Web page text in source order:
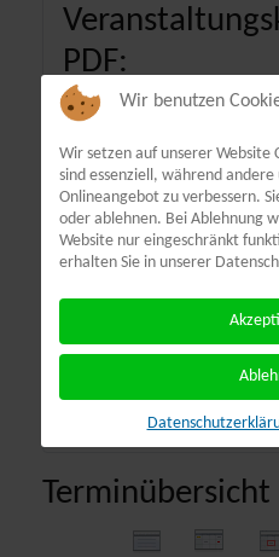
PDF:
Terminübersicht
Wir benutzen
Wir setzen auf unserer Website
sind essenziell, während andere
Onlineangebot zu verbessern.
oder ablehnen. Bei Ablehnung
Website nur eingeschränkt
erhalten Sie in unserer